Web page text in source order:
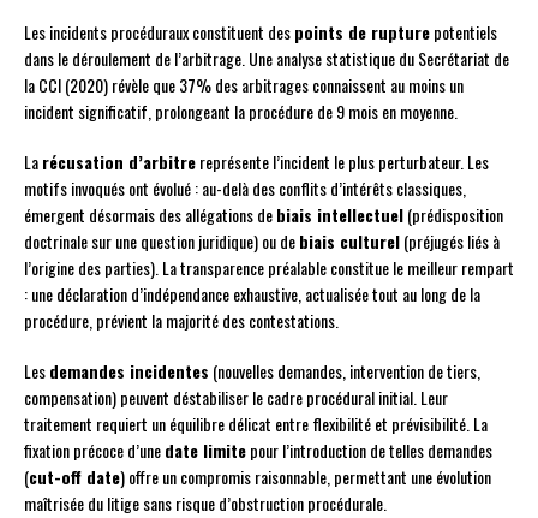
Les incidents procéduraux constituent despoints de rupturepotentiels
dans le déroulement de l’arbitrage. Une analyse statistique du Secrétariat de
la CCI (2020) révèle que 37% des arbitrages connaissent au moins un
incident significatif, prolongeant la procédure de 9 mois en moyenne.
Larécusation d’arbitrereprésente l’incident le plus perturbateur. Les
motifs invoqués ont évolué : au-delà des conflits d’intérêts classiques,
émergent désormais des allégations debiais intellectuel(prédisposition
doctrinale sur une question juridique) ou debiais culturel(préjugés liés à
l’origine des parties). La transparence préalable constitue le meilleur rempart
: une déclaration d’indépendance exhaustive, actualisée tout au long de la
procédure, prévient la majorité des contestations.
Lesdemandes incidentes (nouvelles demandes, intervention de tiers,
compensation) peuvent déstabiliser le cadre procédural initial. Leur
traitement requiert un équilibre délicat entre flexibilité et prévisibilité. La
fixation précoce d’unedate limitepour l’introduction de telles demandes
(cut-off date) offre un compromis raisonnable, permettant une évolution
maîtrisée du litige sans risque d’obstruction procédurale.